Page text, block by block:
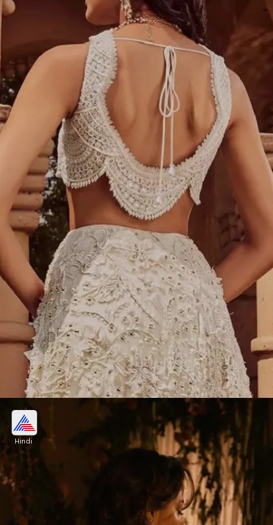
Image credits: Pinterest
स्टाइलिश बैकलेस ब्लाउज
आइवरी वर्कपर इस तरह का स्टाइलिश बैकलेस ब्लाउज सिलवा
सकती हैं। जहां क्यूब्स दी गए हैं। ये लहंगा-साड़ी को परफेक्ट लुक
Hindi